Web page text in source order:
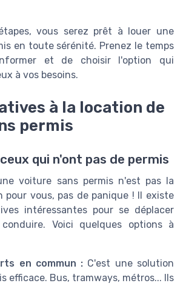
vous serez prêt à louer une
en toute sérénité. Prenez le temps
et de choisir l'option qui
à vos besoins.
à la location de
permis
qui n'ont pas de permis
voiture sans permis n'est pas la
pour vous, pas de panique ! Il existe
intéressantes pour se déplacer
Voici quelques options à
en commun : C'est une solution
efficace. Bus, tramways, métros... Ils